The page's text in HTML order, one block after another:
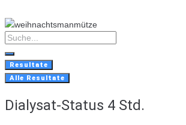
to
content
Search
...
Resultate
Alle Resultate
Dialysat-Status 4 Std.